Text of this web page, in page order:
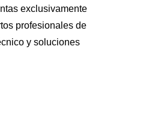
exclusivamente
profesionales de
y soluciones